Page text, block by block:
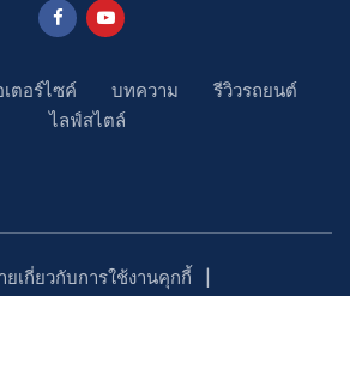
เตอร์ไซค์ บทความ
รีวิวรถยนต์
ไลฟ์สไตล์
ยเกี่ยวกับการใช้งานคุกกี้